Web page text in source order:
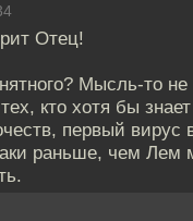
Отец!
Мысль-то не
кто хотя бы
первый вирус
раньше, чем Лем